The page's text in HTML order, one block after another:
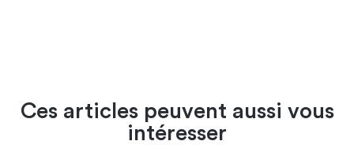
Ces articles peuvent aussi vous
intéresser